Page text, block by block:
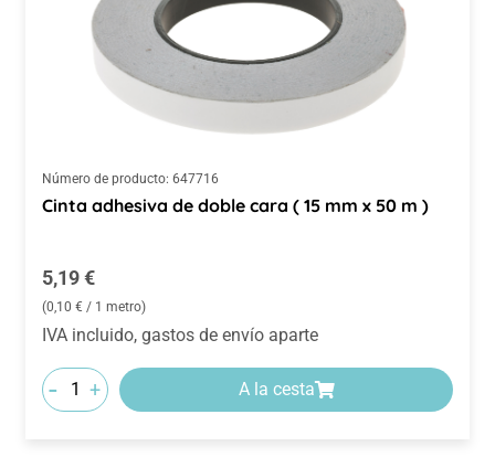
Número de producto: 647716
Cinta adhesiva de doble cara ( 15 mm x 50 m )
Precio normal:
5,19 €
(0,10 € / 1 metro)
IVA incluido, gastos de envío aparte
- + A la cesta